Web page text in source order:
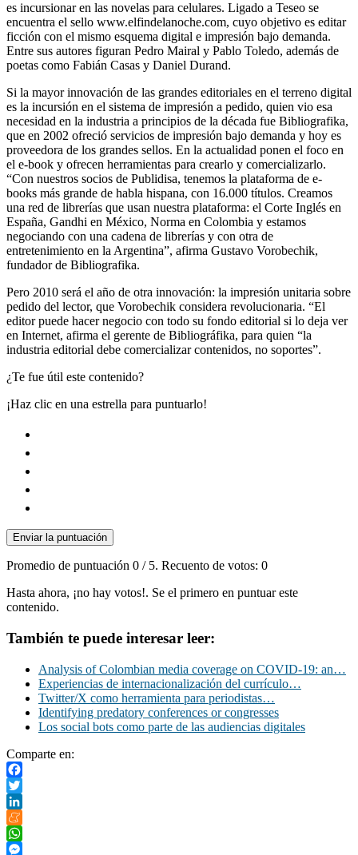
es incursionar en las novelas para celulares. Ligado a Teseo se
encuentra el sello www.elfindelanoche.com, cuyo objetivo es editar
ficción con el mismo esquema digital e impresión bajo demanda.
Entre sus autores figuran Pedro Mairal y Pablo Toledo, además de
poetas como Fabián Casas y Daniel Durand.
Si la mayor innovación de las grandes editoriales en el terreno digital
es la incursión en el sistema de impresión a pedido, quien vio esa
necesidad en la industria a principios de la década fue Bibliografika,
que en 2002 ofreció servicios de impresión bajo demanda y hoy es
proveedora de los grandes sellos. En la actualidad ponen el foco en
el e-book y ofrecen herramientas para crearlo y comercializarlo.
“Con nuestros socios de Publidisa, tenemos la plataforma de e-
books más grande de habla hispana, con 16.000 títulos. Creamos
una red de librerías que usan nuestra plataforma: el Corte Inglés en
España, Gandhi en México, Norma en Colombia y estamos
negociando con una cadena de librerías y con otra de
entretenimiento en la Argentina”, afirma Gustavo Vorobechik,
fundador de Bibliografika.
Pero 2010 será el año de otra innovación: la impresión unitaria sobre
pedido del lector, que Vorobechik considera revolucionaria. “El
editor puede hacer negocio con todo su fondo editorial si lo deja ver
en Internet, afirma el gerente de Bibliográfika, para quien “la
industria editorial debe comercializar contenidos, no soportes”.
¿Te fue útil este contenido?
¡Haz clic en una estrella para puntuarlo!
Enviar la puntuación
Promedio de puntuación 0 / 5. Recuento de votos: 0
Hasta ahora, ¡no hay votos!. Se el primero en puntuar este
contenido.
También te puede interesar leer:
Analysis of Colombian media coverage on COVID-19: an…
Experiencias de internacionalización del currículo…
Twitter/X como herramienta para periodistas…
Identifying predatory conferences or congresses
Los social bots como parte de las audiencias digitales
Comparte en:
Facebook
Twitter
LinkedIn
Meneame
WhatsApp